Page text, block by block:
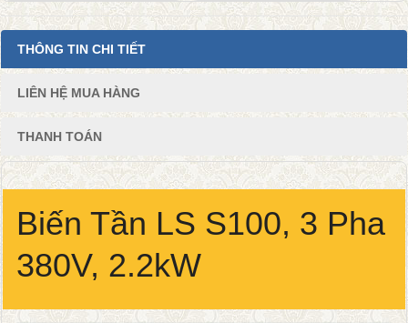
THÔNG TIN CHI TIẾT
LIÊN HỆ MUA HÀNG
THANH TOÁN
Biến Tần LS S100, 3 Pha
380V, 2.2kW